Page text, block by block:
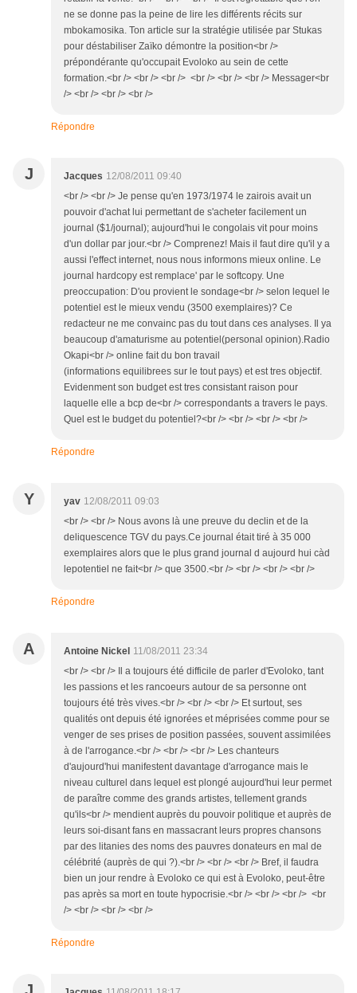
ne se donne pas la peine de lire les différents récits sur
mbokamosika. Ton article sur la stratégie utilisée par Stukas
pour déstabiliser Zaïko démontre la position<br />
prépondérante qu'occupait Evoloko au sein de cette
formation.<br /> <br /> <br /> <br /> <br /> <br /> Messager<br
/> <br /> <br /> <br />
Répondre
J Jacques 12/08/2011 09:40
<br /> <br /> Je pense qu'en 1973/1974 le zairois avait un
pouvoir d'achat lui permettant de s'acheter facilement un
journal ($1/journal); aujourd'hui le congolais vit pour moins
d'un dollar par jour.<br /> Comprenez! Mais il faut dire qu'il y a
aussi l'effect internet, nous nous informons mieux online. Le
journal hardcopy est remplace' par le softcopy. Une
preoccupation: D'ou provient le sondage<br /> selon lequel le
potentiel est le mieux vendu (3500 exemplaires)? Ce
redacteur ne me convainc pas du tout dans ces analyses. Il ya
beaucoup d'amaturisme au potentiel(personal opinion).Radio
Okapi<br /> online fait du bon travail
(informations equilibrees sur le tout pays) et est tres objectif.
Evidenment son budget est tres consistant raison pour
laquelle elle a bcp de<br /> correspondants a travers le pays.
Quel est le budget du potentiel?<br /> <br /> <br /> <br />
Répondre
Y yav 12/08/2011 09:03
<br /> <br /> Nous avons là une preuve du declin et de la
deliquescence TGV du pays.Ce journal était tiré à 35 000
exemplaires alors que le plus grand journal d aujourd hui càd
lepotentiel ne fait<br /> que 3500.<br /> <br /> <br /> <br />
Répondre
A Antoine Nickel 11/08/2011 23:34
<br /> <br /> Il a toujours été difficile de parler d'Evoloko, tant
les passions et les rancoeurs autour de sa personne ont
toujours été très vives.<br /> <br /> <br /> Et surtout, ses
qualités ont depuis été ignorées et méprisées comme pour se
venger de ses prises de position passées, souvent assimilées
à de l'arrogance.<br /> <br /> <br /> Les chanteurs
d'aujourd'hui manifestent davantage d'arrogance mais le
niveau culturel dans lequel est plongé aujourd'hui leur permet
de paraître comme des grands artistes, tellement grands
qu'ils<br /> mendient auprès du pouvoir politique et auprès de
leurs soi-disant fans en massacrant leurs propres chansons
par des litanies des noms des pauvres donateurs en mal de
célébrité (auprès de qui ?).<br /> <br /> <br /> Bref, il faudra
bien un jour rendre à Evoloko ce qui est à Evoloko, peut-être
pas après sa mort en toute hypocrisie.<br /> <br /> <br /> <br
/> <br /> <br /> <br />
Répondre